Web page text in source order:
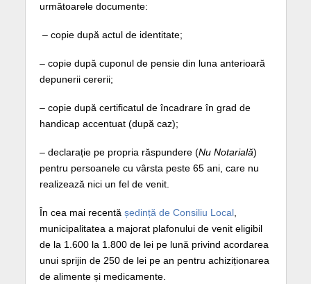
următoarele documente:
– copie după actul de identitate;
– copie după cuponul de pensie din luna anterioară
depunerii cererii;
– copie după certificatul de încadrare în grad de
handicap accentuat (după caz);
– declarație pe propria răspundere (Nu Notarială)
pentru persoanele cu vârsta peste 65 ani, care nu
realizează nici un fel de venit.
În cea mai recentă ședință de Consiliu Local,
municipalitatea a majorat plafonului de venit eligibil
de la 1.600 la 1.800 de lei pe lună privind acordarea
unui sprijin de 250 de lei pe an pentru achiziționarea
de alimente și medicamente.